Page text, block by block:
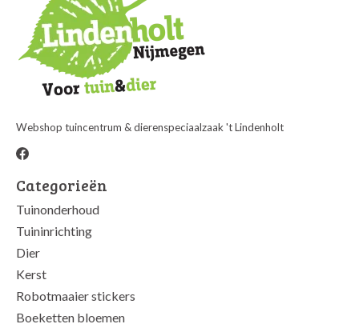
Webshop tuincentrum & dierenspeciaalzaak 't Lindenholt
Categorieën
Tuinonderhoud
Tuininrichting
Dier
Kerst
Robotmaaier stickers
Boeketten bloemen